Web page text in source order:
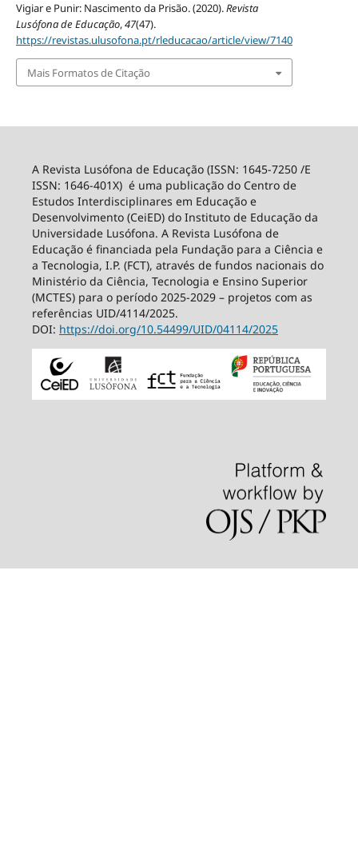
Vigiar e Punir: Nascimento da Prisão. (2020).Revista
Lusófona de Educação,47(47).
https://revistas.ulusofona.pt/rleducacao/article/view/7140
Mais Formatos de Citação
A Revista Lusófona de Educação (ISSN: 1645-7250 /E
ISSN: 1646-401X) é uma publicação do Centro de
Estudos Interdisciplinares em Educação e
Desenvolvimento (CeiED) do Instituto de Educação da
Universidade Lusófona. A Revista Lusófona de
Educação é financiada pela Fundação para a Ciência e
a Tecnologia, I.P. (FCT), através de fundos nacionais do
Ministério da Ciência, Tecnologia e Ensino Superior
(MCTES) para o período 2025-2029 – projetos com as
referências UID/4114/2025.
DOI: https://doi.org/10.54499/UID/04114/2025